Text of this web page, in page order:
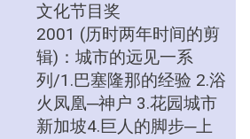
文化节目奖
2001 (历时两年时间的剪
辑)：城市的远见一系
列/1.巴塞隆那的经验 2.浴
火凤凰─神户 3.花园城市
新加坡4.巨人的脚步─上